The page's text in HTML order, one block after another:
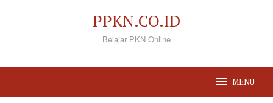
PPKN.CO.ID
Belajar PKN Online
MENU